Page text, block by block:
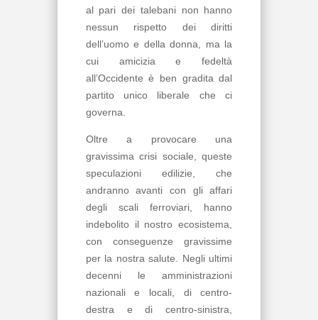
al pari dei talebani non hanno
nessun rispetto dei diritti
dell’uomo e della donna, ma la
cui amicizia e fedeltà
all’Occidente è ben gradita dal
partito unico liberale che ci
governa.
Oltre a provocare una
gravissima crisi sociale, queste
speculazioni edilizie, che
andranno avanti con gli affari
degli scali ferroviari, hanno
indebolito il nostro ecosistema,
con conseguenze gravissime
per la nostra salute. Negli ultimi
decenni le amministrazioni
nazionali e locali, di centro-
destra e di centro-sinistra,